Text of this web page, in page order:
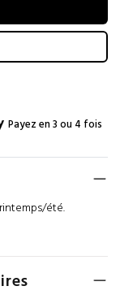
Payez en 3 ou 4 fois
été.